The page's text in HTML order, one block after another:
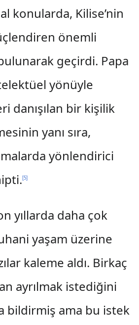
konularda, Kilise’nin
önemli
geçirdi. Papa
yönüyle
danışılan bir kişilik
yanı sıra,
yönlendirici
[5]
yıllarda daha çok
yaşam üzerine
kaleme aldı. Birkaç
ayrılmak istediğini
bildirmiş ama bu istek